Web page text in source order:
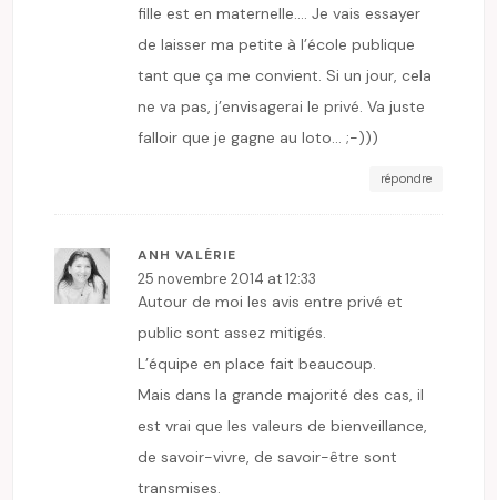
fille est en maternelle…. Je vais essayer
de laisser ma petite à l’école publique
tant que ça me convient. Si un jour, cela
ne va pas, j’envisagerai le privé. Va juste
falloir que je gagne au loto… ;-)))
répondre
ANH VALÉRIE
25 novembre 2014 at 12:33
Autour de moi les avis entre privé et
public sont assez mitigés.
L’équipe en place fait beaucoup.
Mais dans la grande majorité des cas, il
est vrai que les valeurs de bienveillance,
de savoir-vivre, de savoir-être sont
transmises.